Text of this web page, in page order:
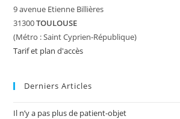
9 avenue Etienne Billières
31300TOULOUSE
(Métro : Saint Cyprien-République)
Tarif et plan d'accès
Derniers Articles
Il n’y a pas plus de patient-objet